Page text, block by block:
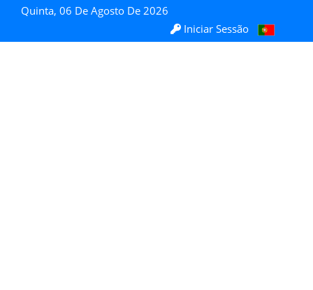
Quinta, 06 De Agosto De 2026
Iniciar Sessão